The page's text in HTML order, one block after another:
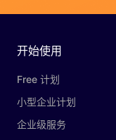
开始使用
Free 计划
小型企业计划
企业级服务